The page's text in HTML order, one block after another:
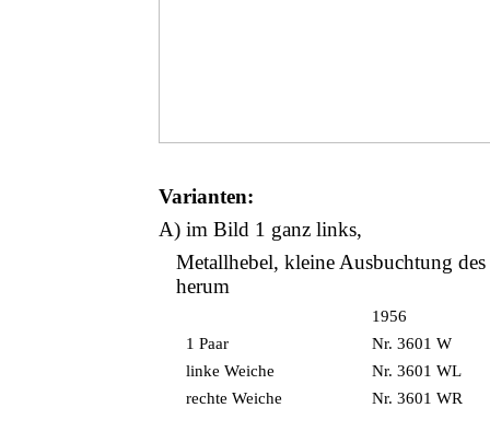
Varianten:
A) im Bild 1 ganz links,
Metallhebel, kleine Ausbuchtung
herum
1956
1 Paar
Nr. 3601 W
linke Weiche
Nr. 3601 WL
rechte Weiche
Nr. 3601 WR